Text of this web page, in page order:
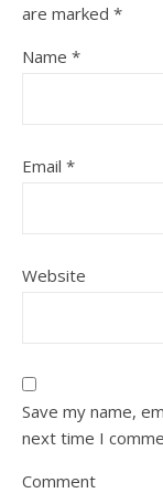
are marked *
Name *
Email *
Website
Save my name,
next time I
Comment